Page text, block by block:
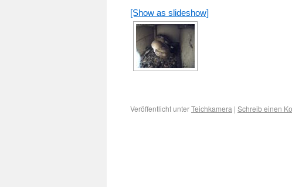
[Show as slideshow]
Veröffentlicht unterTeichkamera | Schreib einen